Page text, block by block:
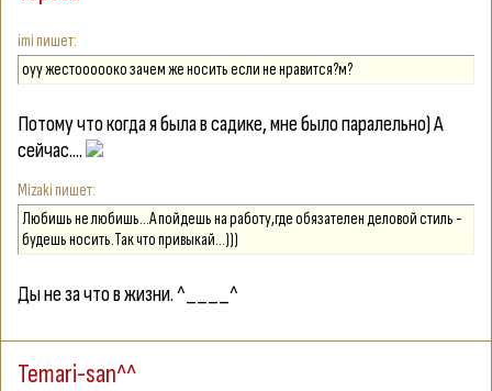
imi
оуу жестоооооко зачем же носить если не нравится?м?
Потому что когда я была в садике, мне было паралельно) А
сейчас....
Mizaki
Любишь не любишь...А пойдешь на работу,где обязателен деловой стиль -
будешь носить.Так что привыкай...)))
Ды не за что в жизни. ^____^
Temari-san^^